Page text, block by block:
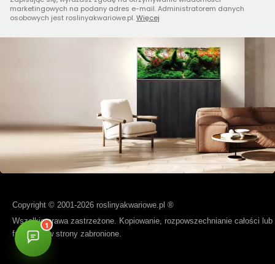
marketingowych na podany adres e-mail. Administratorem danych
osobowych jest roslinyakwariowe.pl.Więcej
Copyright © 2001-2026 roslinyakwariowe.pl ®
Wszelkie prawa zastrzeżone. Kopiowanie, rozpowszechnianie całości lub
fragmentów strony zabronione.